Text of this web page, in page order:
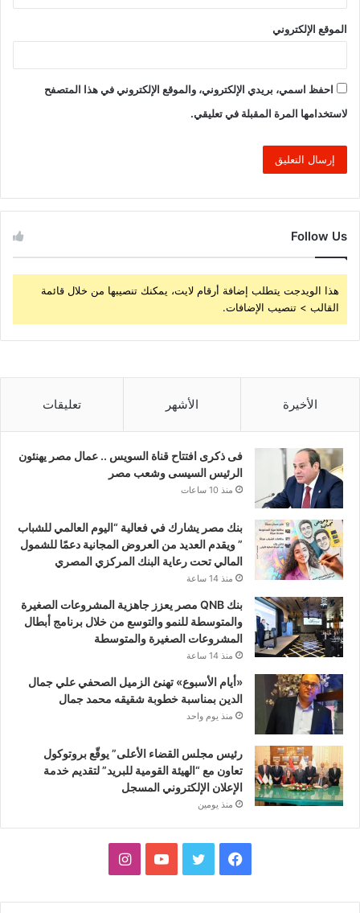
الموقع الإلكتروني
احفظ اسمي، بريدي الإلكتروني، والموقع الإلكتروني في هذا المتصفح
لاستخدامها المرة المقبلة في تعليقي.
Follow Us
هذا الويدجت يتطلب إضافة أرقام لايت، يمكنك تنصيبها من خلال قائمة
القالب > تنصيب الإضافات.
الأخيرة الأشهر تعليقات
فى ذكرى افتتاح قناة السويس .. عمال مصر يهنئون
الرئيس السيسى وشعب مصر
منذ 10 ساعات
بنك مصر يشارك في فعالية “اليوم العالمي للشباب
” ويقدم العديد من العروض المجانية دعمًا للشمول
المالي تحت رعاية البنك المركزي المصري
منذ 14 ساعة
بنك QNB مصر يعزز جاهزية المشروعات الصغيرة
والمتوسطة للنمو والتوسع من خلال برنامج أبطال
المشروعات الصغيرة والمتوسطة
منذ 14 ساعة
«أيام الأسبوع» تهنئ الزميل الصحفي علي جمال
الدين بمناسبة خطوبة شقيقه محمد جمال
منذ يوم واحد
رئيس مجلس القضاء الأعلى” يوقّع بروتوكول
تعاون مع “الهيئة القومية للبريد” لتقديم خدمة
الإعلان الإلكتروني المسجل
منذ يومين
فيسبوك تويتر يوتيوبانستقرام